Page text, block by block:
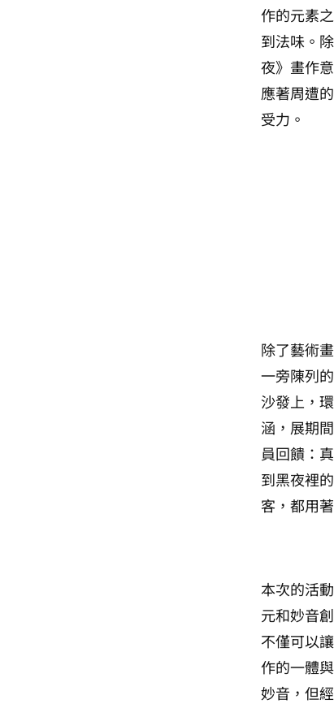
作的元素
到法味。
夜》畫作
應著周遭
受力。
除了藝術
一旁陳列
沙發上，
涵，展期
員回饋：
到黑夜裡
客，都用
本次的活
元和妙音
不僅可以
作的一體
妙音，但